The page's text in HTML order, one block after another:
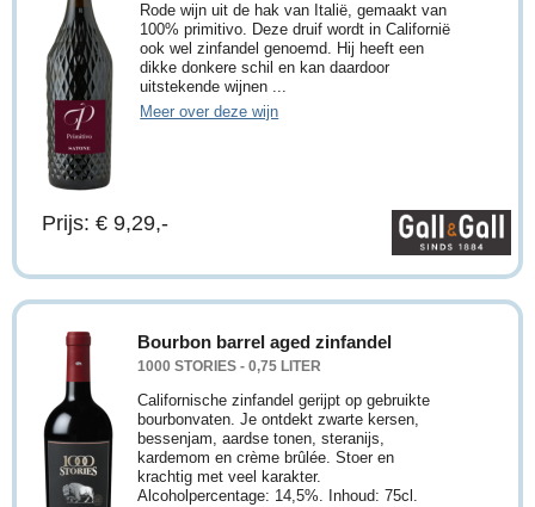
Rode wijn uit de hak van Italië, gemaakt van
100% primitivo. Deze druif wordt in Californië
ook wel zinfandel genoemd. Hij heeft een
dikke donkere schil en kan daardoor
uitstekende wijnen ...
Meer over deze wijn
Prijs: € 9,29,-
Bourbon barrel aged zinfandel
1000 STORIES - 0,75 LITER
Californische zinfandel gerijpt op gebruikte
bourbonvaten. Je ontdekt zwarte kersen,
bessenjam, aardse tonen, steranijs,
kardemom en crème brûlée. Stoer en
krachtig met veel karakter.
Alcoholpercentage: 14,5%. Inhoud: 75cl.